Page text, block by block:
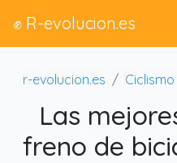
✊ R-evolucion.es
r-evolucion.es Ciclismo
Las
freno de